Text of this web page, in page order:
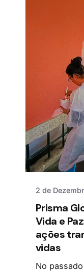
2 de
Prisma
Vida e
ações
vidas
No